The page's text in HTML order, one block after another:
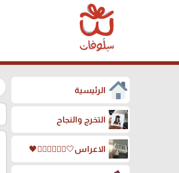
الرئيسية
التخرج والنجاح
الاعراس🤍🤵🏻‍♀️👰🏻‍♀️🖤